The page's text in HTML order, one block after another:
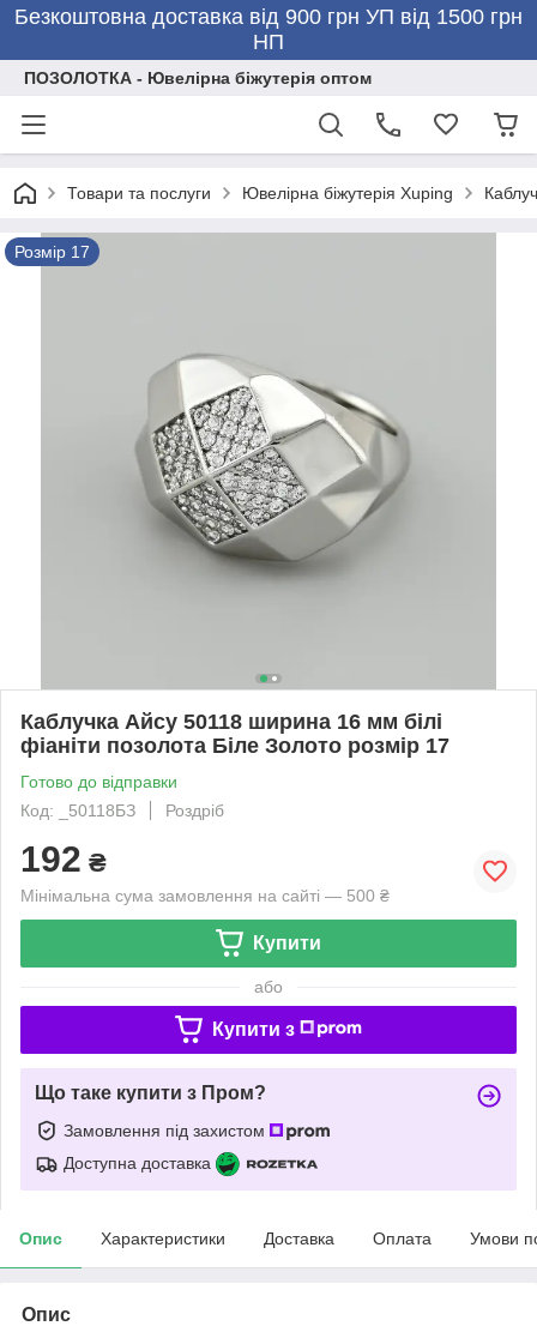
Безкоштовна доставка від 900 грн УП від 1500 грн
НП
ПОЗОЛОТКА - Ювелірна біжутерія оптом
Товари та послуги Ювелірна біжутерія Xuping
Розмір 17
Каблучка Айсу 50118 ширина 16 мм білі
фіаніти позолота Біле Золото розмір 17
Готово до відправки
Код: _50118БЗ
Роздріб
192 ₴
Мінімальна сума замовлення на сайті — 500 ₴
Купити
або
Купити з
Що таке купити з Пром?
Замовлення під захистом
Доступна доставка
Опис Характеристики Доставка Оплата Умови
Опис